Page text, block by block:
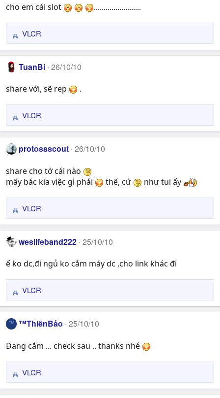
i
s
:
cho em cái slot ........................
R
e
a
c
i
s
:
VLCR
TuanBi 26/10/10
share với, sẽ rep .
R
e
a
c
i
o
VLCR
protossscout 26/10/10
share cho tớ cái nào
mấy bác kia việc gì phải
thế, cứ như tui ấy
R
e
a
c
s
:
VLCR
weslifeband222 25/10/10
ế ko dc,đi ngủ ko cắm máy dc ,cho link khác đi
R
e
a
c
i
s
:
VLCR
™ ™ThiênBảo 25/10/10
Đang cắm ... check sau .. thanks nhé
R
e
VLCR